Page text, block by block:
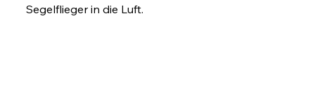
Segelflieger in die Luft.